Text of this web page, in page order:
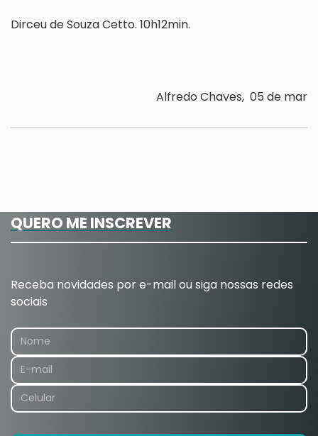
Dirceu de Souza Cetto. 10h12min.
Alfredo Chaves, 05 de mar
QUERO ME INSCREVER
Receba novidades por e-mail ou siga nossas redes
sociais